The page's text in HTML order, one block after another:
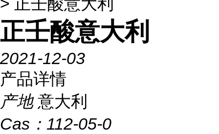
正壬酸意大利
2021-12-03
产品详情
产地 意大利
Cas： 112-05-0